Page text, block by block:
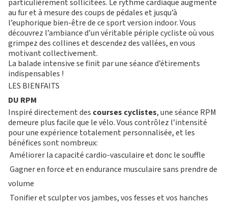
particulièrement sollicitées. Le rythme cardiaque augmente
au fur et à mesure des coups de pédales et jusqu’à
l’euphorique bien-être de ce sport version indoor. Vous
découvrez l’ambiance d’un véritable périple cycliste où vous
grimpez des collines et descendez des vallées, en vous
motivant collectivement.
La balade intensive se finit par une séance d’étirements
indispensables !
LES BIENFAITS
DU RPM
Inspiré directement des courses cyclistes, une séance RPM
demeure plus facile que le vélo. Vous contrôlez l’intensité
pour une expérience totalement personnalisée, et les
bénéfices sont nombreux:
Améliorer la capacité cardio-vasculaire et donc le souffle
Gagner en force et en endurance musculaire sans prendre de
volume
Tonifier et sculpter vos jambes, vos fesses et vos hanches